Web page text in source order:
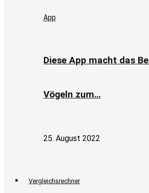
App
Diese App macht das
Vögeln zum…
25. August 2022
Vergleichsrechner